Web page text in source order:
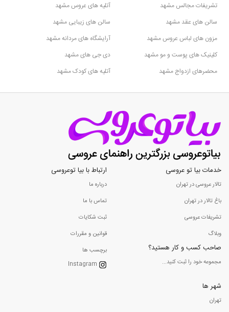
تشریفات مجالس مشهد
آتلیه های عروس مشهد
سالن های عقد مشهد
سالن های زیبایی مشهد
مزون های لباس عروس مشهد
آرایشگاه های مردانه مشهد
کلینیک های پوست و مو مشهد
دی جی های مشهد
محضرهای ازدواج مشهد
آتلیه های کودک مشهد
خدمات بیا تو عروسی
تالار عروسی در تهران
باغ تالار در تهران
تشریفات عروسی
وبلاگ
صاحب کسب و کار هستید؟
مجموعه خود را ثبت کنید...
ارتباط با بیا توعروسی
درباره ما
تماس با ما
ثبت شکایات
قوانین و مقررات
برچسب ها
Instagram
شهر ها
تهران